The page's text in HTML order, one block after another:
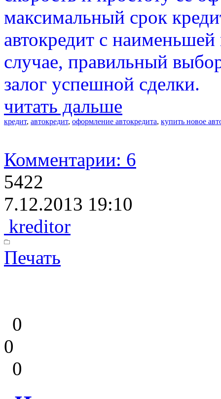
максимальный срок
автокредит с
случае, правильный
залог успешной сделки.
читать дальше
кредит, автокредит, оформление автокредита, купить новое
Комментарии: 6
5422
7.12.2013 19:10
kreditor
Печать
0
0
0